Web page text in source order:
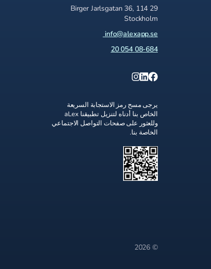
Birger Jarlsgatan 36, 114 29
Stockholm
info@alexapp.se
08-684 054 20
يرجى مسح رمز الاستجابة السريعة
الخاص بنا أدناه لتنزيل تطبيقنا aLex
وللعثور على صفحات التواصل الاجتماعي
الخاصة بنا.
© 2026